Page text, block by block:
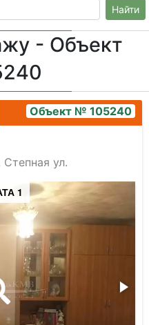
Найти
- Объект
Объект № 105240
Степная ул.
1